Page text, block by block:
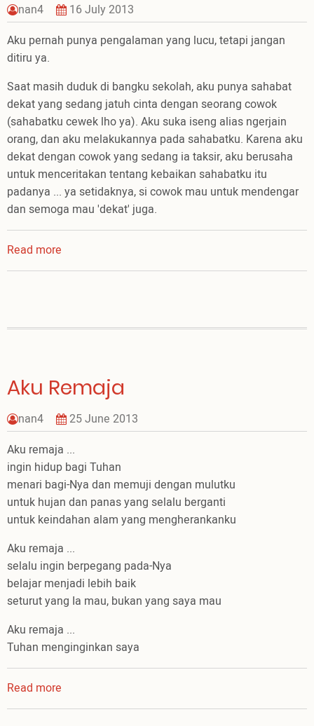
nan4
16 July 2013
Aku pernah punya pengalaman yang lucu, tetapi jangan
ditiru ya.
Saat masih duduk di bangku sekolah, aku punya sahabat
dekat yang sedang jatuh cinta dengan seorang cowok
(sahabatku cewek lho ya). Aku suka iseng alias ngerjain
orang, dan aku melakukannya pada sahabatku. Karena aku
dekat dengan cowok yang sedang ia taksir, aku berusaha
untuk menceritakan tentang kebaikan sahabatku itu
padanya ... ya setidaknya, si cowok mau untuk mendengar
dan semoga mau 'dekat' juga.
Read more
Jangan
Aku Remaja
nan4
25 June 2013
Aku remaja ...
ingin hidup bagi Tuhan
menari bagi-Nya dan memuji dengan mulutku
untuk hujan dan panas yang selalu berganti
untuk keindahan alam yang mengherankanku
Aku remaja ...
selalu ingin berpegang pada-Nya
belajar menjadi lebih baik
seturut yang Ia mau, bukan yang saya mau
Aku remaja ...
Tuhan menginginkan saya
Read more
Aku